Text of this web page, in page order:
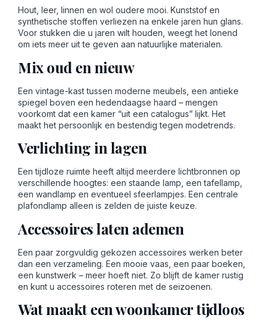
Hout, leer, linnen en wol oudere mooi. Kunststof en
synthetische stoffen verliezen na enkele jaren hun glans.
Voor stukken die u jaren wilt houden, weegt het lonend
om iets meer uit te geven aan natuurlijke materialen.
Mix oud en nieuw
Een vintage-kast tussen moderne meubels, een antieke
spiegel boven een hedendaagse haard – mengen
voorkomt dat een kamer “uit een catalogus” lijkt. Het
maakt het persoonlijk en bestendig tegen modetrends.
Verlichting in lagen
Een tijdloze ruimte heeft altijd meerdere lichtbronnen op
verschillende hoogtes: een staande lamp, een tafellamp,
een wandlamp en eventueel sfeerlampjes. Een centrale
plafondlamp alleen is zelden de juiste keuze.
Accessoires laten ademen
Een paar zorgvuldig gekozen accessoires werken beter
dan een verzameling. Een mooie vaas, een paar boeken,
een kunstwerk – meer hoeft niet. Zo blijft de kamer rustig
en kunt u accessoires roteren met de seizoenen.
Wat maakt een woonkamer tijdloos